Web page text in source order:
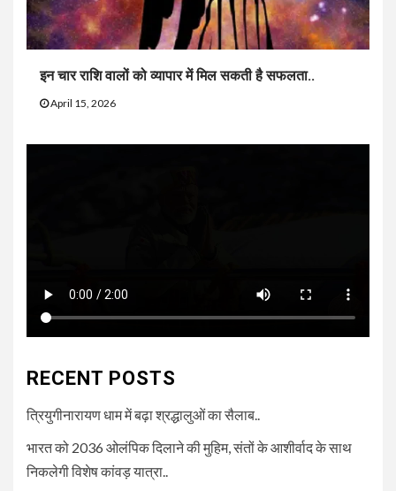
इन चार राशि वालों को व्यापार में मिल सकती है सफलता..
April 15, 2026
RECENT POSTS
त्रियुगीनारायण धाम में बढ़ा श्रद्धालुओं का सैलाब..
भारत को 2036 ओलंपिक दिलाने की मुहिम, संतों के आशीर्वाद के साथ
निकलेगी विशेष कांवड़ यात्रा..